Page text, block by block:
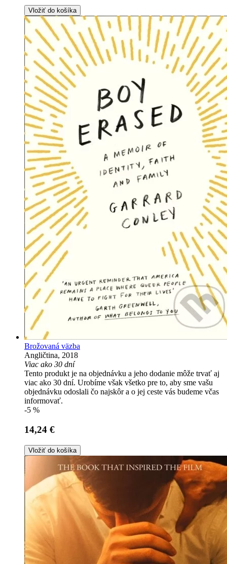
Vložiť do košíka
Brožovaná väzba
Angličtina, 2018
Viac ako 30 dní
Tento produkt je na objednávku a jeho dodanie môže trvať aj
viac ako 30 dní. Urobíme však všetko pre to, aby sme vašu
objednávku odoslali čo najskôr a o jej ceste vás budeme včas
informovať.
-5 %
14,24 €
Vložiť do košíka